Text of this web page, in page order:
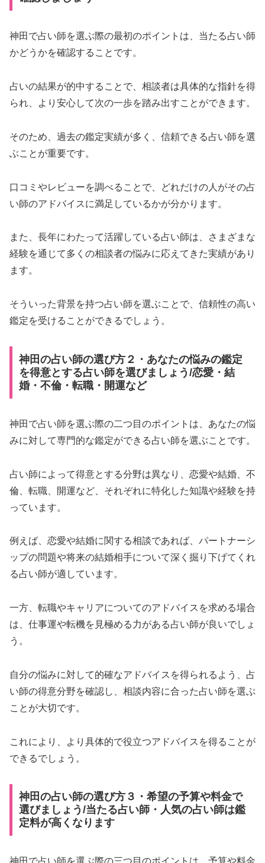
神田で占い師を選ぶ際の最初のポイントは、当たる占い師
かどうかを確認することです。
占いの結果が的中することで、相談者は具体的な指針を得
られ、より安心して次の一歩を踏み出すことができます。
そのため、過去の鑑定実績が多く、信頼できる占い師を選
ぶことが重要です。
口コミやレビューを調べることで、どれだけの人がその占
い師のアドバイスに満足しているかが分かります。
また、長年にわたって活躍している占い師は、さまざまな
経験を通じて多くの相談者の悩みに応えてきた実績があり
ます。
そういった背景を持つ占い師を選ぶことで、信頼性の高い
鑑定を受けることができるでしょう。
神田の占い師の選び方２・あなたの悩みの鑑定
を得意とする占い師を選びましょう/恋愛・結
婚・不倫・転職・開運など
神田で占い師を選ぶ際の二つ目のポイントは、あなたの悩
みに対して専門的な鑑定ができる占い師を選ぶことです。
占い師によって得意とする分野は異なり、恋愛や結婚、不
倫、転職、開運など、それぞれに特化した知識や経験を持
っています。
例えば、恋愛や結婚に関する相談であれば、パートナーシ
ップの問題や将来の結婚相手について深く掘り下げてくれ
る占い師が適しています。
一方、転職やキャリアについてのアドバイスを求める場合
は、仕事運や転機を見極める力がある占い師が良いでしょ
う。
自分の悩みに対して的確なアドバイスを得られるよう、占
い師の得意分野を確認し、相談内容に合った占い師を選ぶ
ことが大切です。
これにより、より具体的で役立つアドバイスを得ることが
できるでしょう。
神田の占い師の選び方３・希望の予算や料金で
選びましょう/当たる占い師・人気の占い師は鑑
定料が高くなります